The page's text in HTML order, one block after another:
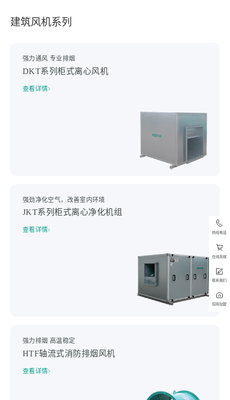
建筑风机系列
强力通风 专业排烟
DKT系列柜式离心风机
查看详情
强劲净化空气，改善室内环境
JKT系列柜式离心净化机组
查看详情
强力排烟 高温稳定
HTF轴流式消防排烟风机
查看详情
热线电话
在线商城
联系我们
招商加盟